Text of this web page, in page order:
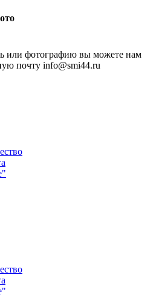
или фотографию вы можете нам
почту info@smi44.ru